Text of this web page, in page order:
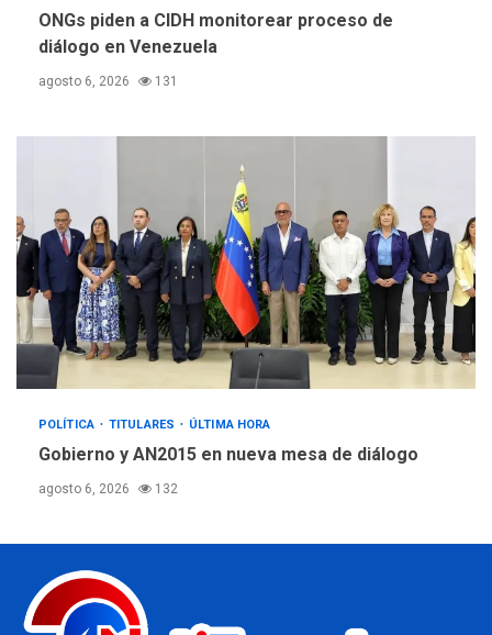
ONGs piden a CIDH monitorear proceso de
diálogo en Venezuela
agosto 6, 2026 131
POLÍTICA TITULARES ÚLTIMA HORA
Gobierno y AN2015 en nueva mesa de diálogo
agosto 6, 2026 132